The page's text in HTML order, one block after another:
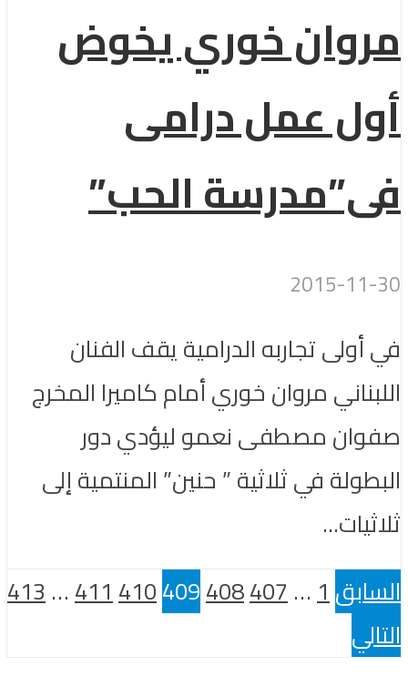
مروان خوري يخوض
أول عمل درامى
فى”مدرسة الحب”
2015-11-30
في أولى تجاربه الدرامية يقف الفنان
اللبناني مروان خوري أمام كاميرا المخرج
صفوان مصطفى نعمو ليؤدي دور
البطولة في ثلاثية ” حنين” المنتمية إلى
ثلاثيات...
السابق1
…
407
408
409
410
411
…
413
التالي